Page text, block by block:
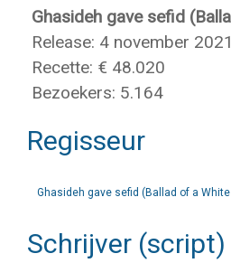
Ghasideh gave sefid
Release: 4 november 2021
Recette: € 48.020
Bezoekers: 5.164
Regisseur
Ghasideh gave sefid (Ballad of a
Schrijver (script)